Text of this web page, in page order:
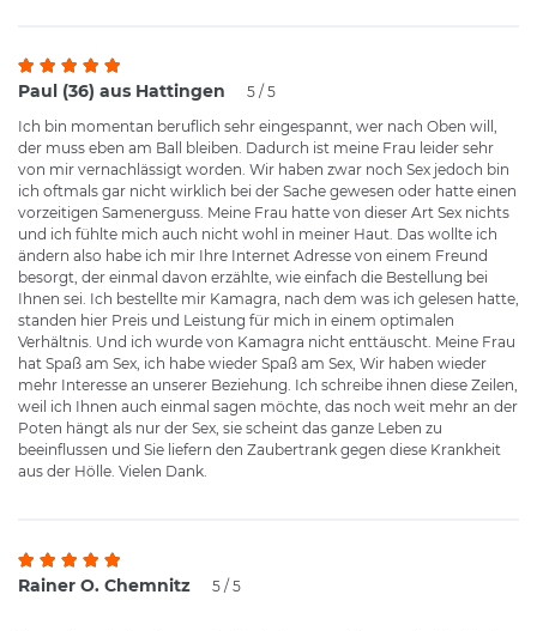
Paul (36) aus Hattingen
5 / 5
Ich bin momentan beruflich sehr eingespannt, wer nach Oben will,
der muss eben am Ball bleiben. Dadurch ist meine Frau leider sehr
von mir vernachlässigt worden. Wir haben zwar noch Sex jedoch bin
ich oftmals gar nicht wirklich bei der Sache gewesen oder hatte einen
vorzeitigen Samenerguss. Meine Frau hatte von dieser Art Sex nichts
und ich fühlte mich auch nicht wohl in meiner Haut. Das wollte ich
ändern also habe ich mir Ihre Internet Adresse von einem Freund
besorgt, der einmal davon erzählte, wie einfach die Bestellung bei
Ihnen sei. Ich bestellte mir Kamagra, nach dem was ich gelesen hatte,
standen hier Preis und Leistung für mich in einem optimalen
Verhältnis. Und ich wurde von Kamagra nicht enttäuscht. Meine Frau
hat Spaß am Sex, ich habe wieder Spaß am Sex, Wir haben wieder
mehr Interesse an unserer Beziehung. Ich schreibe ihnen diese Zeilen,
weil ich Ihnen auch einmal sagen möchte, das noch weit mehr an der
Poten hängt als nur der Sex, sie scheint das ganze Leben zu
beeinflussen und Sie liefern den Zaubertrank gegen diese Krankheit
aus der Hölle. Vielen Dank.
Rainer O. Chemnitz 5 / 5